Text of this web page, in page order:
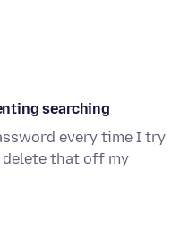
searching
every time I try
delete that off my